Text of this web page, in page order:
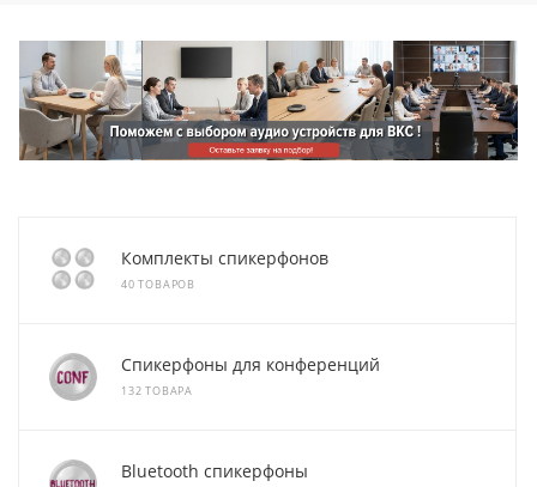
Комплекты спикерфонов
40 ТОВАРОВ
Спикерфоны для конференций
132 ТОВАРА
Bluetooth спикерфоны